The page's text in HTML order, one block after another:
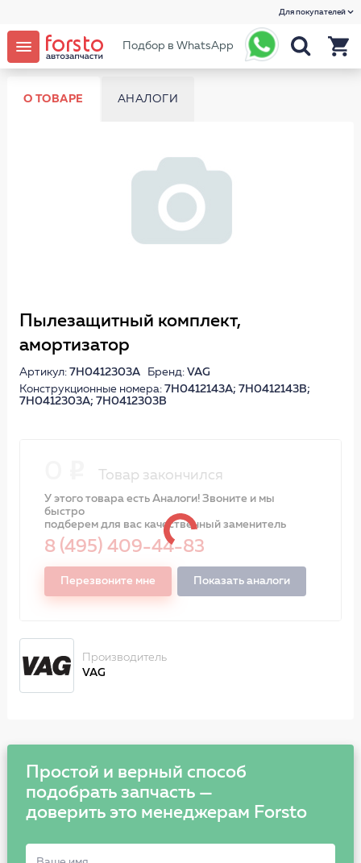
Для покупателей
Подбор в WhatsApp
О ТОВАРЕ АНАЛОГИ
Пылезащитный комплект,
амортизатор
Артикул: 7H0412303AБренд: VAG
Конструкционные номера: 7H0412143A; 7H0412143B;
7H0412303A; 7H0412303B
Товар закончился
У этого товара есть Аналоги! Звоните и мы
быстро
подберем для вас качественный заменитель
8 (495) 409-44-83
Перезвоните мне Показать аналоги
Производитель
VAG
Простой и верный способ
подобрать запчасть —
доверить это менеджерам Forsto